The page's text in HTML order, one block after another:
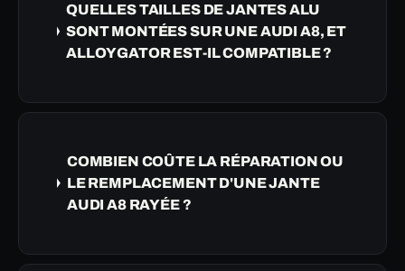
QUELLES TAILLES DE JANTES ALU
SONT MONTÉES SUR UNE AUDI A8, ET
ALLOYGATOR EST-IL COMPATIBLE ?
COMBIEN COÛTE LA RÉPARATION OU
LE REMPLACEMENT D'UNE JANTE
AUDI A8 RAYÉE ?